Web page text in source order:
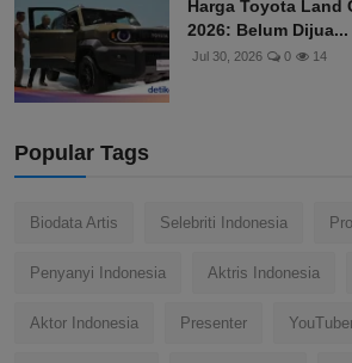
Harga Toyota Land
2026: Belum Dijua...
Jul 30, 2026 0 14
Popular Tags
Biodata Artis Selebriti Indonesia
Penyanyi Indonesia Aktris Indonesia
Aktor Indonesia Presenter